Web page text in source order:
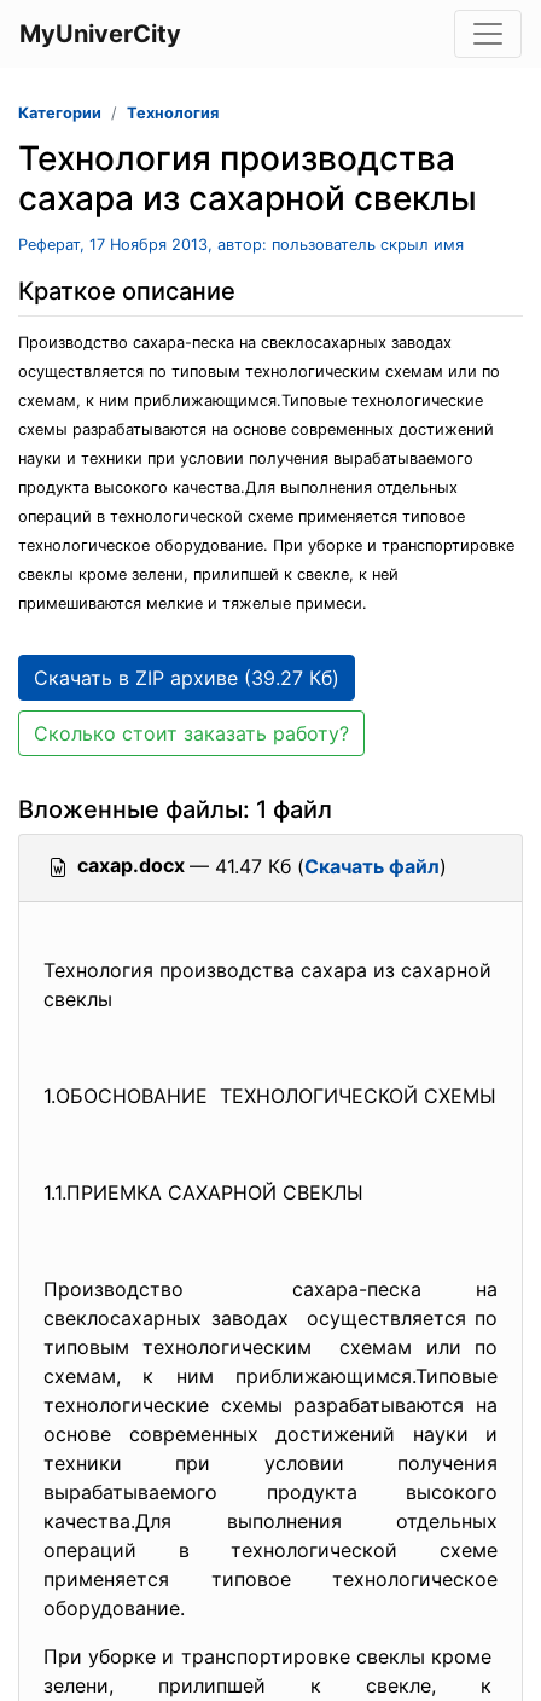
MyUniverCity
Категории Технология
Технология производства
сахара из сахарной свеклы
Реферат, 17 Ноября 2013, автор: пользователь скрыл имя
Краткое описание
Производство сахара-песка на свеклосахарных заводах
осуществляется по типовым технологическим схемам или по
схемам, к ним приближающимся.Типовые технологические
схемы разрабатываются на основе современных достижений
науки и техники при условии получения вырабатываемого
продукта высокого качества.Для выполнения отдельных
операций в технологической схеме применяется типовое
технологическое оборудование. При уборке и транспортировке
свеклы кроме зелени, прилипшей к свекле, к ней
примешиваются мелкие и тяжелые примеси.
Скачать в ZIP архиве (39.27 Кб)
Сколько стоит заказать работу?
Вложенные файлы: 1 файл
сахар.docx — 41.47 Кб (Скачать файл)
Технология производства сахара из сахарной
свеклы
1.ОБОСНОВАНИЕ ТЕХНОЛОГИЧЕСКОЙ СХЕМЫ
1.1.ПРИЕМКА САХАРНОЙ СВЕКЛЫ
Производство сахара-песка на
свеклосахарных заводах осуществляется по
типовым технологическим схемам или по
схемам, к ним приближающимся.Типовые
технологические схемы разрабатываются на
основе современных достижений науки и
техники при условии получения
вырабатываемого продукта высокого
качества.Для выполнения отдельных
операций в технологической схеме
применяется типовое технологическое
оборудование.
При уборке и транспортировке свеклы кроме
зелени, прилипшей к свекле, к